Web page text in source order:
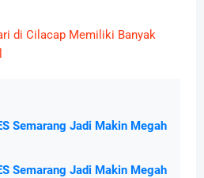
di Cilacap Memiliki Banyak
Semarang Jadi Makin Megah
Semarang Jadi Makin Megah